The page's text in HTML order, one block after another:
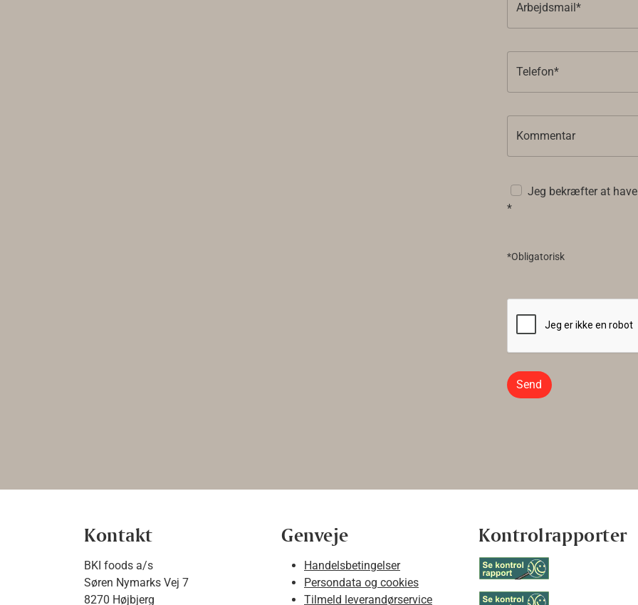
Arbejdsmail*
Telefon*
Kommentar
Jeg bekræfter at
*
*Obligatorisk
Send
Kontakt
BKI foods a/s
Søren Nymarks Vej 7
8270 Højbjerg
Genveje
Handelsbetingelser
Persondata og cookies
Tilmeld leverandørservice
Kontrolrapporter